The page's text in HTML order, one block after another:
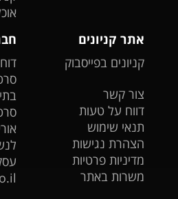
אתר קניונים
קניונים בפייסבוק
צור קשר
דווח על טעות
תנאי שימוש
הצהרת נגישות
מדיניות פרטיות
משרות באתר